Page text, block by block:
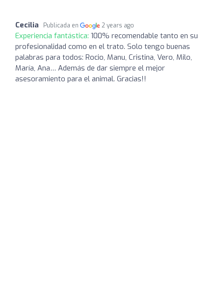
Cecilia Publicada en 2 years ago
Experiencia fantástica: 100% recomendable tanto en su
profesionalidad como en el trato. Solo tengo buenas
palabras para todos: Rocio, Manu, Cristina, Vero, Milo,
María, Ana… Además de dar siempre el mejor
asesoramiento para el animal. Gracias!!